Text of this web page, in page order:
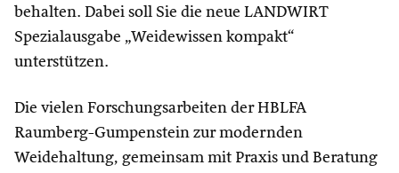
behalten. Dabei soll Sie die neue LANDWIRT
Spezialausgabe „Weidewissen kompakt“
unterstützen.
Die vielen Forschungsarbeiten der HBLFA
Raumberg-Gumpenstein zur modernden
Weidehaltung, gemeinsam mit Praxis und Beratung